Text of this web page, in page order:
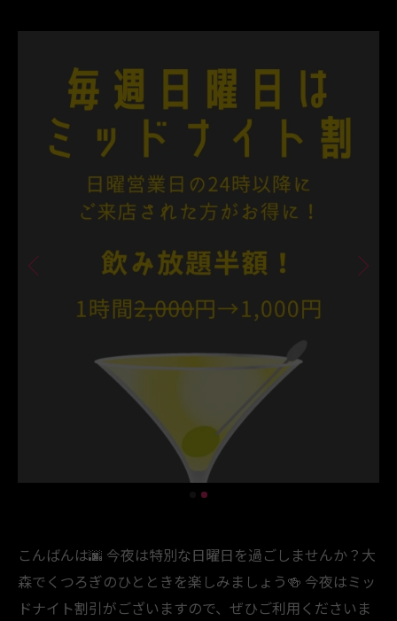
こんばんは🌆 今夜は特別な日曜日を過ごしませんか？大
森でくつろぎのひとときを楽しみましょう🍻 今夜はミッ
ドナイト割引がございますので、ぜひご利用くださいま